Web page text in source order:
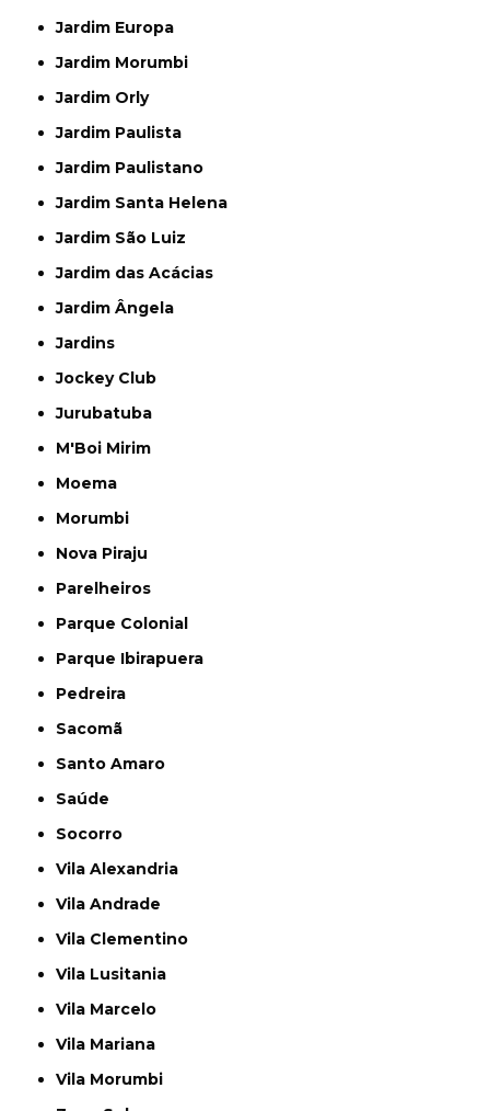
Jardim Europa
Jardim Morumbi
Jardim Orly
Jardim Paulista
Jardim Paulistano
Jardim Santa Helena
Jardim São Luiz
Jardim das Acácias
Jardim Ângela
Jardins
Jockey Club
Jurubatuba
M'Boi Mirim
Moema
Morumbi
Nova Piraju
Parelheiros
Parque Colonial
Parque Ibirapuera
Pedreira
Sacomã
Santo Amaro
Saúde
Socorro
Vila Alexandria
Vila Andrade
Vila Clementino
Vila Lusitania
Vila Marcelo
Vila Mariana
Vila Morumbi